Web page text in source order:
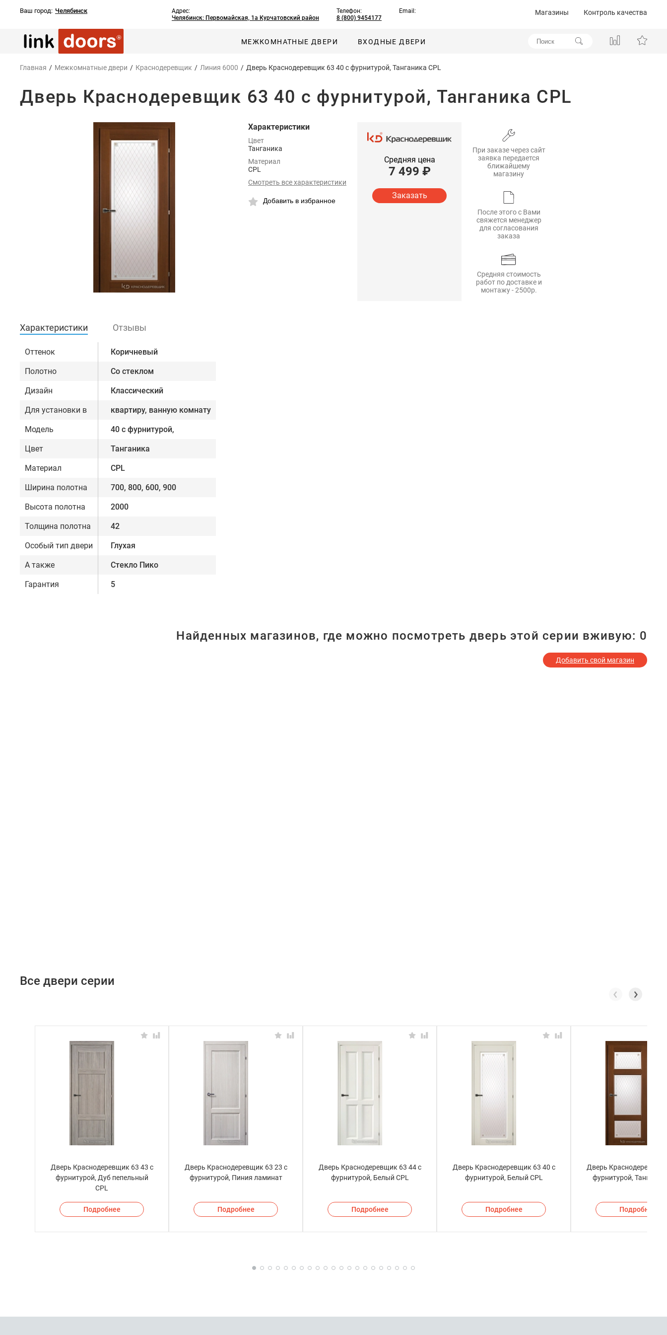
Ваш город: Челябинск
Адрес:
Челябинск: Первомайская, 1а Курчатовский район
Телефон:
8 (800) 9454177
Email: Магазины Контроль качества
МЕЖКОМНАТНЫЕ ДВЕРИ ВХОДНЫЕ ДВЕРИ
Главная / Межкомнатные двери / Краснодеревщик / Линия 6000 / Дверь Краснодеревщик 63 40 с фурнитурой, Танганика CPL
Дверь Краснодеревщик 63 40 с фурнитурой, Танганика CPL
Характеристики
Цвет
Танганика
Материал
CPL
Смотреть все характеристики
Добавить в избранное
Средняя цена
7 499 ₽
Заказать
При заказе через сайт
заявка передается
ближайшему
магазину
После этого с Вами
свяжется менеджер
для согласования
заказа
Средняя стоимость
работ по доставке и
монтажу - 2500р.
Характеристики Отзывы
Оттенок Коричневый
Полотно Со стеклом
Дизайн Классический
Для установки в квартиру, ванную комнату
Модель 40 с фурнитурой,
Цвет Танганика
Материал CPL
Ширина полотна 700, 800, 600, 900
Высота полотна 2000
Толщина полотна 42
Особый тип двери Глухая
А также Стекло Пико
Гарантия 5
Найденных магазинов, где можно посмотреть дверь этой серии вживую: 0
Добавить свой магазин
Все двери серии
Дверь Краснодеревщик 63 43 с
фурнитурой, Дуб пепельный
CPL
Подробнее
Дверь Краснодеревщик 63 23 с
фурнитурой, Пиния ламинат
Подробнее
Дверь Краснодеревщик 63 44 с
фурнитурой, Белый CPL
Подробнее
Дверь Краснодеревщик 63 40 с
фурнитурой, Белый CPL
Подробнее
Дверь Краснодеревщик
фурнитурой,
Подробнее